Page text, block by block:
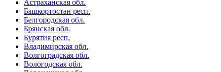
Астраханская обл.
Башкортостан респ.
Белгородская обл.
Брянская обл.
Бурятия респ.
Владимирская обл.
Волгоградская обл.
Вологодская обл.